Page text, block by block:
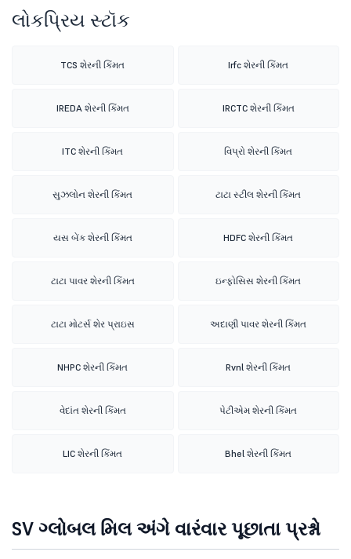
લોકપ્રિય સ્ટૉક
TCS શેરની કિંમત Irfc શેરની કિંમત
IREDA શેરની કિંમત IRCTC શેરની કિંમત
ITC શેરની કિંમત વિપ્રો શેરની કિંમત
સુઝલોન શેરની કિંમત ટાટા સ્ટીલ શેરની કિંમત
યસ બેંક શેરની કિંમત HDFC શેરની કિંમત
ટાટા પાવર શેરની કિંમત ઇન્ફોસિસ શેરની કિંમત
ટાટા મોટર્સ શેર પ્રાઇસ અદાણી પાવર શેરની કિંમત
NHPC શેરની કિંમત Rvnl શેરની કિંમત
વેદાંત શેરની કિંમત પેટીએમ શેરની કિંમત
LIC શેરની કિંમત Bhel શેરની કિંમત
SV ગ્લોબલ મિલ અંગે વારંવાર પૂછાતા પ્રશ્નો